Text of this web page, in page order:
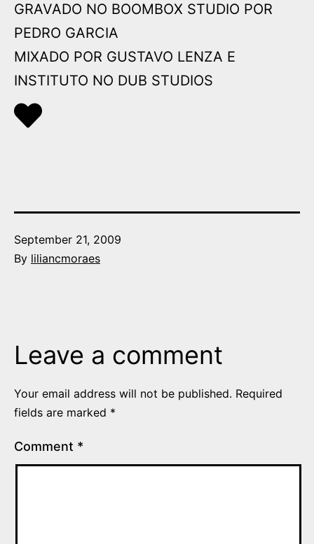
GRAVADO NO BOOMBOX STUDIO POR
PEDRO GARCIA
MIXADO POR GUSTAVO LENZA E
INSTITUTO NO DUB STUDIOS
Published
September 21, 2009
By liliancmoraes
Leave a comment
Your email address will not be published. Required
fields are marked *
Comment *